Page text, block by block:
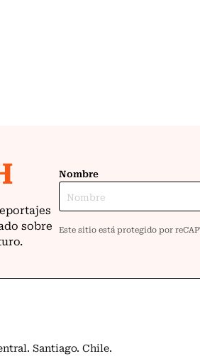
Santiago. Chile.